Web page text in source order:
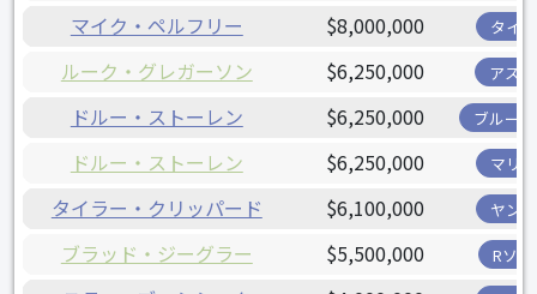
マイク・ペルフリー $8,000,000 タイ
ルーク・グレガーソン $6,250,000 アス
ドルー・ストーレン $6,250,000 ブルー
ドルー・ストーレン $6,250,000 マリ
タイラー・クリッパード $6,100,000 ヤン
ブラッド・ジーグラー $5,500,000 Rソ